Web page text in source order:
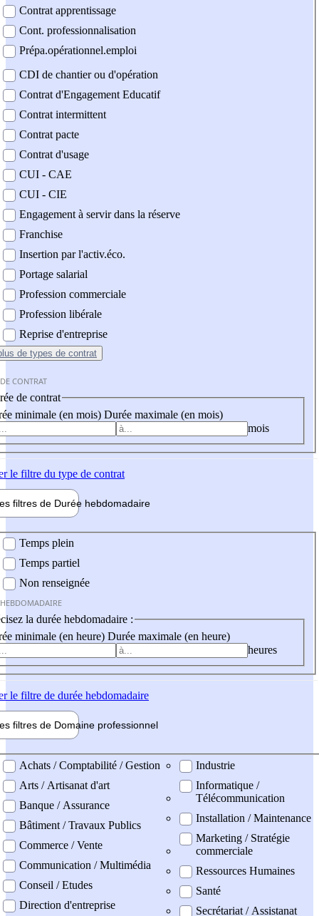
Contrat apprentissage
Cont. professionnalisation
Prépa.opérationnel.emploi
CDI de chantier ou d'opération
Contrat d'Engagement Educatif
Contrat intermittent
Contrat pacte
Contrat d'usage
CUI - CAE
CUI - CIE
Engagement à servir dans la réserve
Franchise
Insertion par l'activ.éco.
Portage salarial
Profession commerciale
Profession libérale
Reprise d'entreprise
de types de contrat
CONTRAT
de contrat
minimale (en mois) Durée maximale (en mois)
mois
le filtre du type de contrat
filtres de Durée hebdomadaire
Temps plein
Temps partiel
Non renseignée
la durée hebdomadaire :
minimale (en heure) Durée maximale (en heure)
heures
le filtre de durée hebdomadaire
filtres de Domaine professionnel
professionel
Achats / Comptabilité / Gestion
Arts / Artisanat d'art
Banque / Assurance
Bâtiment / Travaux Publics
Commerce / Vente
Communication / Multimédia
Conseil / Etudes
Direction d'entreprise
Industrie
Informatique /
Télécommunication
Installation / Maintenance
Marketing / Stratégie
commerciale
Ressources Humaines
Santé
Secrétariat / Assistanat